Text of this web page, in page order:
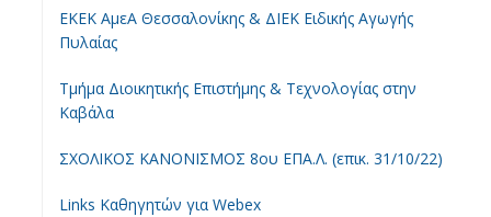
ΕΚΕΚ ΑμεΑ Θεσσαλονίκης & ΔΙΕΚ Ειδικής Αγωγής
Πυλαίας
Τμήμα Διοικητικής Επιστήμης & Τεχνολογίας στην
Καβάλα
ΣΧΟΛΙΚΟΣ ΚΑΝΟΝΙΣΜΟΣ 8ου ΕΠΑ.Λ. (επικ. 31/10/22)
Links Καθηγητών για Webex